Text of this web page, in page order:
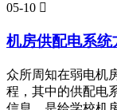
05-10 
机房供配电系统
众所周知在弱电机
程，其中的供配电